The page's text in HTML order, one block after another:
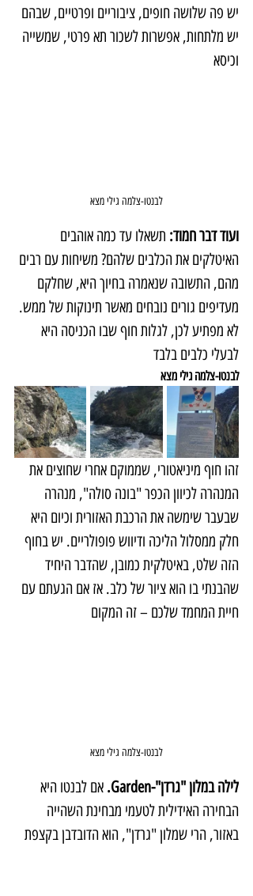
יש פה שלושה חופים, ציבוריים ופרטיים, שבהם
יש מלתחות, אפשרות לשכור תא פרטי, שמשייה
וכיסא
לבנטו-צלמה גילי מצא
ועוד דבר חמוד: תשאלו עד כמה אוהבים
האיטלקים את הכלבים שלהם? משיחות עם רבים
מהם, התשובה שנאמרה בחיוך היא, שחלקם
מעדיפים גורים נובחים מאשר תינוקות של ממש.
לא מפתיע לכן, לגלות חוף שבו הכניסה היא
לבעלי כלבים בלבד
לבנטו-צלמה גילי מצא
זהו חוף מיניאטורי, שממוקם אחרי שחוצים את
המנהרה לכיוון הכפר "בונה סולה", מנהרה
שבעבר שימשה את הרכבת האזורית וכיום היא
חלק ממסלול הליכה ודיווש פופולריים. יש בחוף
הזה שלט, באיטלקית כמובן, שהדבר היחיד
שהבנתי בו הוא ציור של כלב. אז אם הגעתם עם
חיית המחמד שלכם – זה המקום
לבנטו-צלמה גילי מצא
לילה במלון "גרדן"-Garden.
אם לבנטו היא
הבחירה האידילית לטעמי מבחינת השהייה
באזור, הרי שמלון "גרדן", הוא הדובדבן בקצפת